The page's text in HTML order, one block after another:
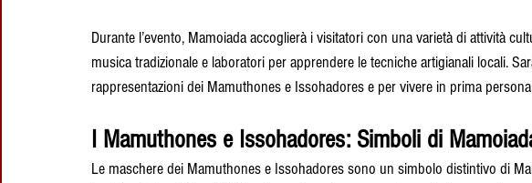
Durante l’evento, Mamoiada accoglierà i visitatori con una varietà di attività
musica tradizionale e laboratori per apprendere le tecniche artigianali locali.
rappresentazioni dei Mamuthones e Issohadores e per vivere in prima
I Mamuthones e Issohadores: Simboli di
Le maschere dei Mamuthones e Issohadores sono un simbolo distintivo di